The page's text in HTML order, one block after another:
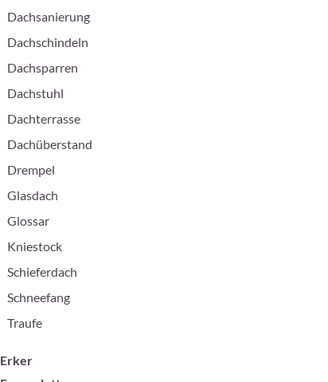
Dachsanierung
Dachschindeln
Dachsparren
Dachstuhl
Dachterrasse
Dachüberstand
Drempel
Glasdach
Glossar
Kniestock
Schieferdach
Schneefang
Traufe
Erker